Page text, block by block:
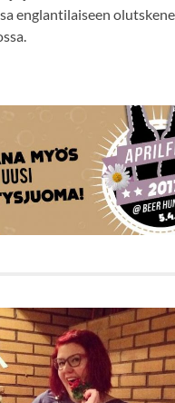
englantilaiseen